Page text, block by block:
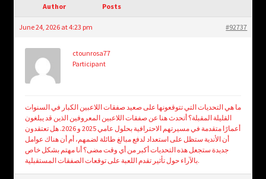
Login/Create Account
Author Posts
June 24, 2026 at 4:23 pm #92737
ctounrosa77
Participant
ما هي التحديات التي تتوقعونها على صعيد صفقات اللاعبين الكبار في السنوات
القليلة المقبلة؟ أتحدث هنا عن صفقات اللاعبين المعروفين الذين قد يبلغون
أعمارًا متقدمة في مسيرتهم الاحترافية بحلول عامي 2025 و 2026. هل تعتقدون
أن الأندية ستظل على استعداد لدفع مبالغ طائلة لضمهم، أم أن هناك عوامل
جديدة ستجعل هذه التحديات أكبر من أي وقت مضى؟ أنا مهتم بشكل خاص
بالآراء حول تأثير تقدم اللعبة على توقعات الصفقات المستقبلية.